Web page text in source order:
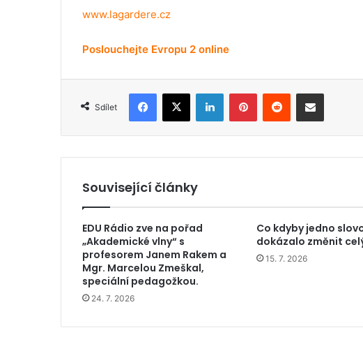
www.lagardere.cz
Poslouchejte Evropu 2 online
Sdílet
Související články
EDU Rádio zve na pořad
„Akademické vlny“ s
profesorem Janem Rakem a
Mgr. Marcelou Zmeškal,
speciální pedagožkou.
24. 7. 2026
Co kdyby jedno
dokázalo změnit
15. 7. 2026